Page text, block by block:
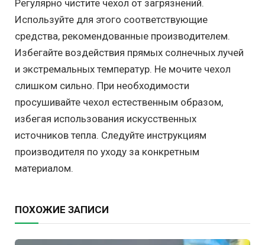
Регулярно чистите чехол от загрязнений.
Используйте для этого соответствующие
средства, рекомендованные производителем.
Избегайте воздействия прямых солнечных лучей
и экстремальных температур. Не мочите чехол
слишком сильно. При необходимости
просушивайте чехол естественным образом,
избегая использования искусственных
источников тепла. Следуйте инструкциям
производителя по уходу за конкретным
материалом.
ПОХОЖИЕ ЗАПИСИ